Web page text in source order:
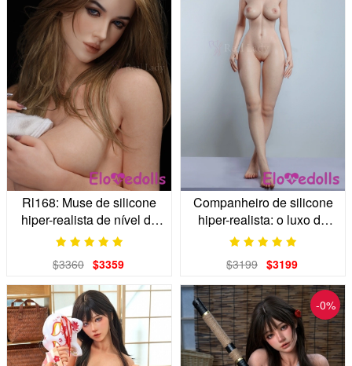
Rl168: Muse de silicone
hiper-realista de nível de
investimento
$3360 $3359
Companheiro de silicone
hiper-realista: o luxo da
presença
$3199 $3199
-0%